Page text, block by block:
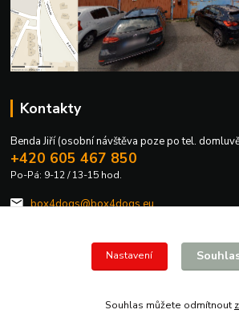
Kontakty
Benda Jiří (osobní návštěva poze po tel.
+420 605 467 850
Po-Pá: 9-12 / 13-15 hod.
box4dogs@box4dogs.eu
Nastavení
Souhlas můžete odmítnout